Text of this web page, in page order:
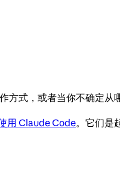
式，或者当你不确定从
用 Claude Code。它们是